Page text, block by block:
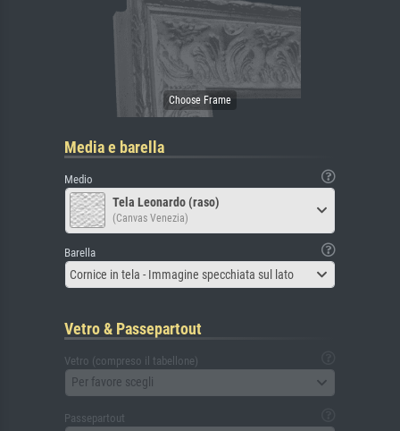
Media e barella
Medio
Tela Leonardo (raso)
(Canvas Venezia)
Barella
Cornice in tela - Immagine specchiata sul lato
Vetro & Passepartout
Vetro (compreso il tabellone)
Per favore scegli
Passepartout